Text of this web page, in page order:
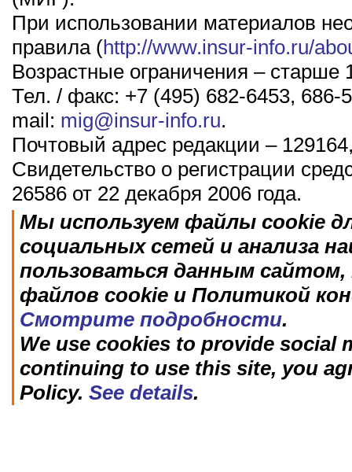
При использовании материалов
правила (http://www.insur-info.ru/
Возрастные ограничения – старше
Тел. / факс: +7 (495) 682-6453, 686-
mail: mig@insur-info.ru.
Почтовый адрес редакции –
Свидетельство о регистрации
26586 от 22 декабря 2006 года.
Мы используем файлы cookie
социальных сетей и анализа
пользоваться данным
файлов cookie и Политикой
Смотрите подробности.
We use cookies to provide social
continuing to use this site, you
Policy. See details.